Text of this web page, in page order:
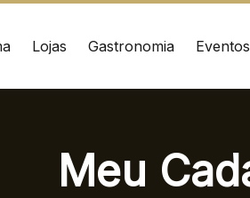
Lojas Gastronomia Eventos
Adenauer, 370
– Curitiba/PR CEP:
Meu